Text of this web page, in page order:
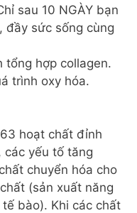
sau 10 NGÀY bạn
đầy sức sống cùng
tổng hợp collagen.
trình oxy hóa.
63 hoạt chất đỉnh
các yếu tố tăng
chuyển hóa cho
(sản xuất năng
bào). Khi các chất